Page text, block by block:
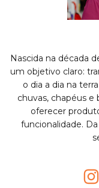
Nascida na década
um objetivo claro:
o dia a dia na
chuvas, chapéus e
oferecer
funcionalidade.